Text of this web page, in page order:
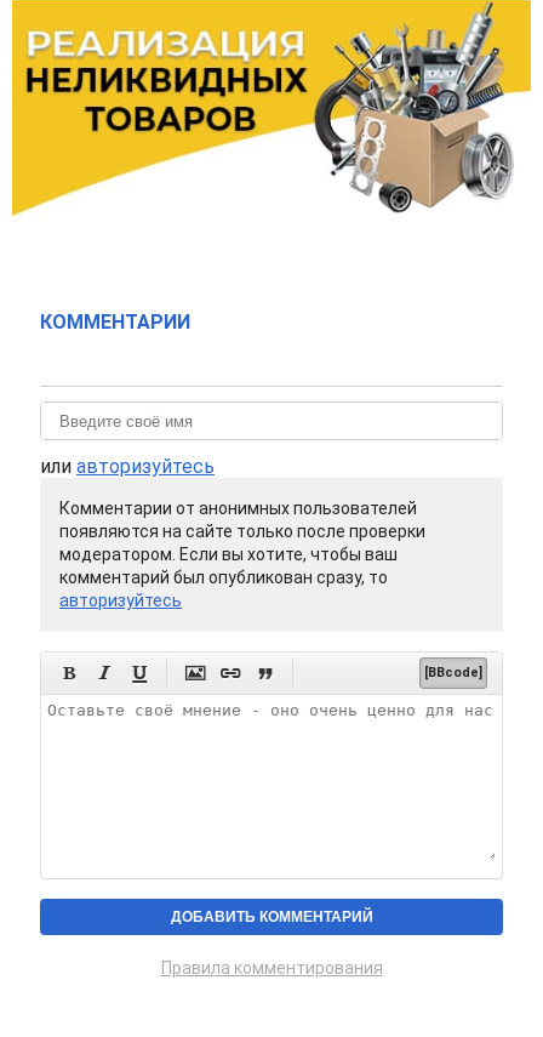
КОММЕНТАРИИ
или авторизуйтесь
Комментарии от анонимных пользователей
появляются на сайте только после проверки
модератором. Если вы хотите, чтобы ваш
комментарий был опубликован сразу, то
авторизуйтесь
      [BBcode]
Правила комментирования